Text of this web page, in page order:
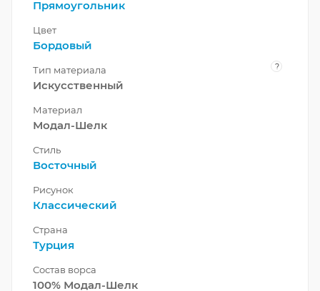
Прямоугольник
Цвет
Бордовый
Тип материала ?
Искусственный
Материал
Модал-Шелк
Стиль
Восточный
Рисунок
Классический
Страна
Турция
Состав ворса
100% Модал-Шелк